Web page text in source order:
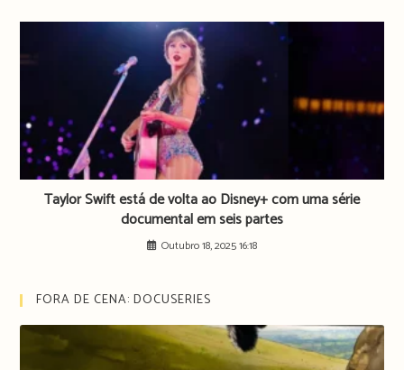
Taylor Swift está de volta ao Disney+ com uma série
documental em seis partes
Outubro 18, 2025 16:18
FORA DE CENA: DOCUSERIES